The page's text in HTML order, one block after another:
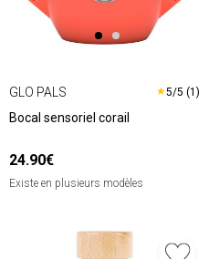
GLO PALS ★5/5 (1)
Bocal sensoriel corail
24.90€
Existe en plusieurs modèles